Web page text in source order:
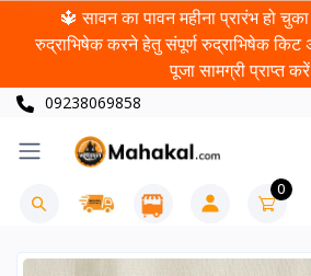
🔱 सावन का पावन महीना प्रारंभ हो
रुद्राभिषेक करने हेतु संपूर्ण रुद्राभिषेक
पूजा सामग्री प्राप्त
09238069858
0